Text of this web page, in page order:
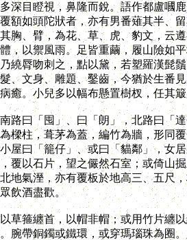
目瞪視，鼻隆而銳。語作都盧嘓鹿
額如頭陀狀者，亦有男番薙其半、
胸、臂，為花、草、虎、豹文，云
，以禦風雨。足皆重繭，履山險如
繞脣吻刺之，點以黛，若塑羅漢髭
、文身、雕題、鑿齒，今猶於生番
癒。小兒多以幅布懸置樹杈，任其
曰「囤」、曰「朗」，北路曰「達
樑柱，葺茅為蓋，編竹為牆，形同
屋曰「籠仔」、或曰「貓鄰」，女
覆以石片，望之儼然石室；或倚山
地氣溼，亦有覆板於地高三、五尺
飲酒盡歡。
箍纏首，以帽非帽；或用竹片纏以
腕帶銅鐲或鐵環，或穿瑪瑙珠為圈